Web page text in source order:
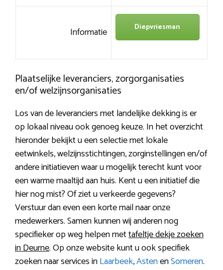
Informatie Diepvriesman
Plaatselijke leveranciers, zorgorganisaties
en/of welzijnsorganisaties
Los van de leveranciers met landelijke dekking is er
op lokaal niveau ook genoeg keuze. In het overzicht
hieronder bekijkt u een selectie met lokale
eetwinkels, welzijnsstichtingen, zorginstellingen en/of
andere initiatieven waar u mogelijk terecht kunt voor
een warme maaltijd aan huis. Kent u een initiatief die
hier nog mist? Of ziet u verkeerde gegevens?
Verstuur dan even een korte mail naar onze
medewerkers. Samen kunnen wij anderen nog
specifieker op weg helpen mettafeltje dekje zoeken
in Deurne. Op onze website kunt u ook specifiek
zoeken naar services inLaarbeek,AstenenSomeren.